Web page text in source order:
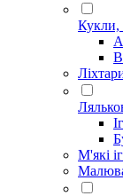
Кукли,
М'які